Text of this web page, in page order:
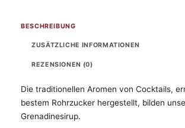
BESCHREIBUNG
ZUSÄTZLICHE INFORMATIONEN
REZENSIONEN (0)
Die traditionellen Aromen von Cocktails,
bestem Rohrzucker hergestellt, bilden
Grenadinesirup.